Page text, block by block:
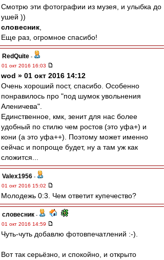
Смотрю эти фотографии из музея, и улыбка до
ушей ))
словесник
Еще раз, огромное спасибо!
RedQuite -
01 окт 2016 16:03
wod » 01 окт 2016 14:12
Очень хороший пост, спасибо. Особенно
понравилось про "под шумок увольнения
Аленичева".
Единственное, кмк, зенит для нас более
удобный по стилю чем ростов (это уфа+) и
кони (а это уфа++). Поэтому может именно
сейчас и попроще будет, ну а там уж как
сложится...
Valex1956 -
01 окт 2016 15:02
Молодежь 0:3. Чем ответит купечество?
словесник -
01 окт 2016 14:59
Чуть-чуть добавлю фотовпечатлений :-).
Вот так серьёзно, и спокойно, и открыто